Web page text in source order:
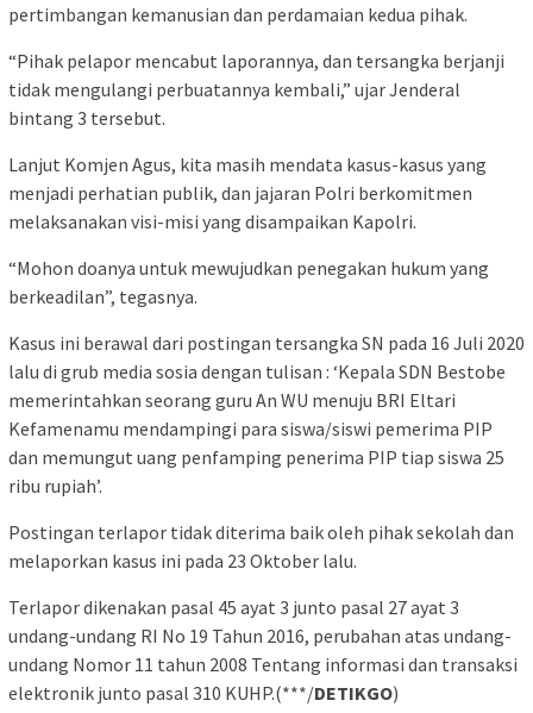
pertimbangan kemanusian dan perdamaian kedua pihak.
“Pihak pelapor mencabut laporannya, dan tersangka berjanji
tidak mengulangi perbuatannya kembali,” ujar Jenderal
bintang 3 tersebut.
Lanjut Komjen Agus, kita masih mendata kasus-kasus yang
menjadi perhatian publik, dan jajaran Polri berkomitmen
melaksanakan visi-misi yang disampaikan Kapolri.
“Mohon doanya untuk mewujudkan penegakan hukum yang
berkeadilan”, tegasnya.
Kasus ini berawal dari postingan tersangka SN pada 16 Juli 2020
lalu di grub media sosia dengan tulisan : ‘Kepala SDN Bestobe
memerintahkan seorang guru An WU menuju BRI Eltari
Kefamenamu mendampingi para siswa/siswi pemerima PIP
dan memungut uang penfamping penerima PIP tiap siswa 25
ribu rupiah’.
Postingan terlapor tidak diterima baik oleh pihak sekolah dan
melaporkan kasus ini pada 23 Oktober lalu.
Terlapor dikenakan pasal 45 ayat 3 junto pasal 27 ayat 3
undang-undang RI No 19 Tahun 2016, perubahan atas undang-
undang Nomor 11 tahun 2008 Tentang informasi dan transaksi
elektronik junto pasal 310 KUHP.(***/DETIKGO)